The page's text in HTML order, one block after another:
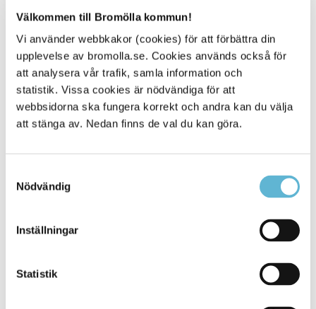
Välkommen till Bromölla kommun!
Vi använder webbkakor (cookies) för att förbättra din
upplevelse av bromolla.se. Cookies används också för
att analysera vår trafik, samla information och
statistik. Vissa cookies är nödvändiga för att
webbsidorna ska fungera korrekt och andra kan du välja
att stänga av. Nedan finns de val du kan göra.
Nödvändig
Inställningar
Statistik
45
Alla platser
KONTAKT
Besöksadress